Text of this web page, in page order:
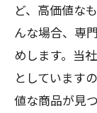
ど、高価値な
んな場合、専
めします。当
としています
値な商品が見